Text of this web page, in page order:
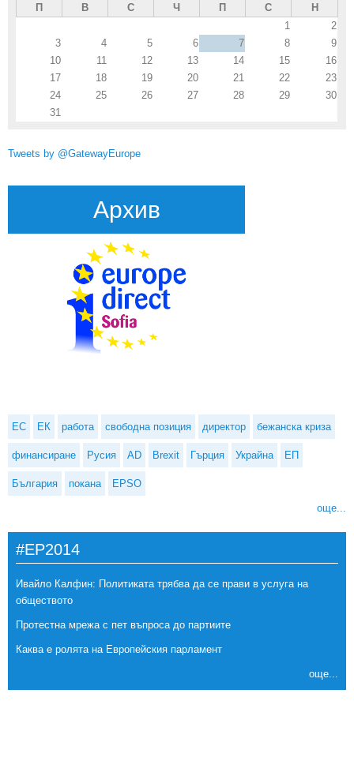
П В С Ч П С
Н
1
2
3
4 5 6 7 8
9
10
11 12 13 14 15
16
17
18 19 20 21 22
23
24
25 26 27 28 29
30
31
Tweets by @GatewayEurope
Архив
ЕС ЕК работа свободна позиция директор бежанска криза
финансиране Русия AD Brexit Гърция Украйна ЕП
България покана EPSO
още...
#EP2014
Ивайло Калфин: Политиката трябва да се прави в услуга на
обществото
Протестна мрежа с пет въпроса до партиите
Каква е ролята на Европейския парламент
още...